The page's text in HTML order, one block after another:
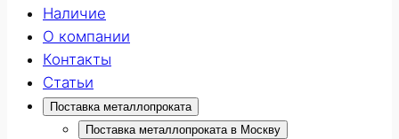
Наличие
О компании
Контакты
Статьи
Поставка металлопроката
Поставка металлопроката в Москву